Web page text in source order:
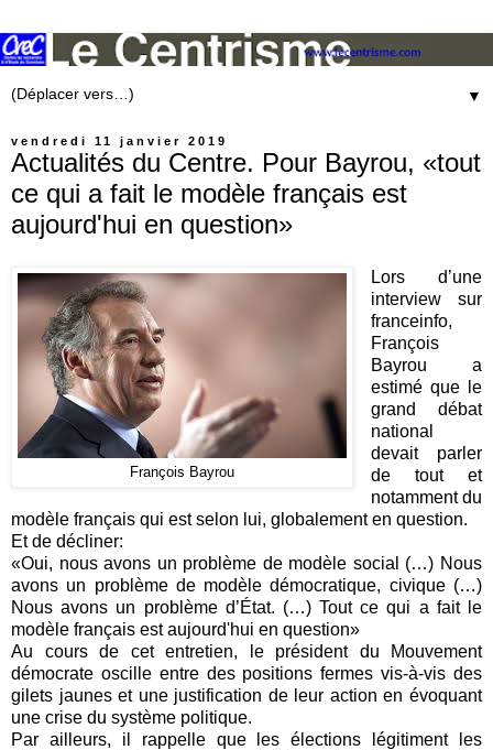
▼
vendredi 11 janvier 2019
Actualités du Centre. Pour Bayrou, «tout
ce qui a fait le modèle français est
aujourd'hui en question»
François Bayrou
Lors d’une
interview sur
franceinfo,
François
Bayrou a
estimé que le
grand débat
national
devait
parler
de tout et
notamment du
modèle français qui est selon lui, globalement en question.
Et de décliner:
«Oui, nous avons un problème de modèle social (…) Nous
avons un problème de modèle démocratique, civique (…)
Nous avons un problème d’État. (…) Tout ce qui a fait le
modèle français est aujourd'hui en question»
Au cours de cet entretien, le président du Mouvement
démocrate oscille entre des positions fermes vis-à-vis des
gilets jaunes et une justification de leur action en évoquant
une crise du système politique.
Par ailleurs, il rappelle que les élections légitiment les